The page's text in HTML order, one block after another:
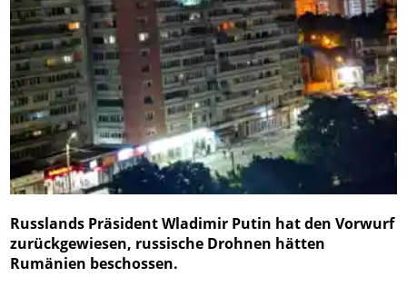
Russlands Präsident Wladimir Putin hat den Vorwurf
zurückgewiesen, russische Drohnen hätten
Rumänien beschossen.